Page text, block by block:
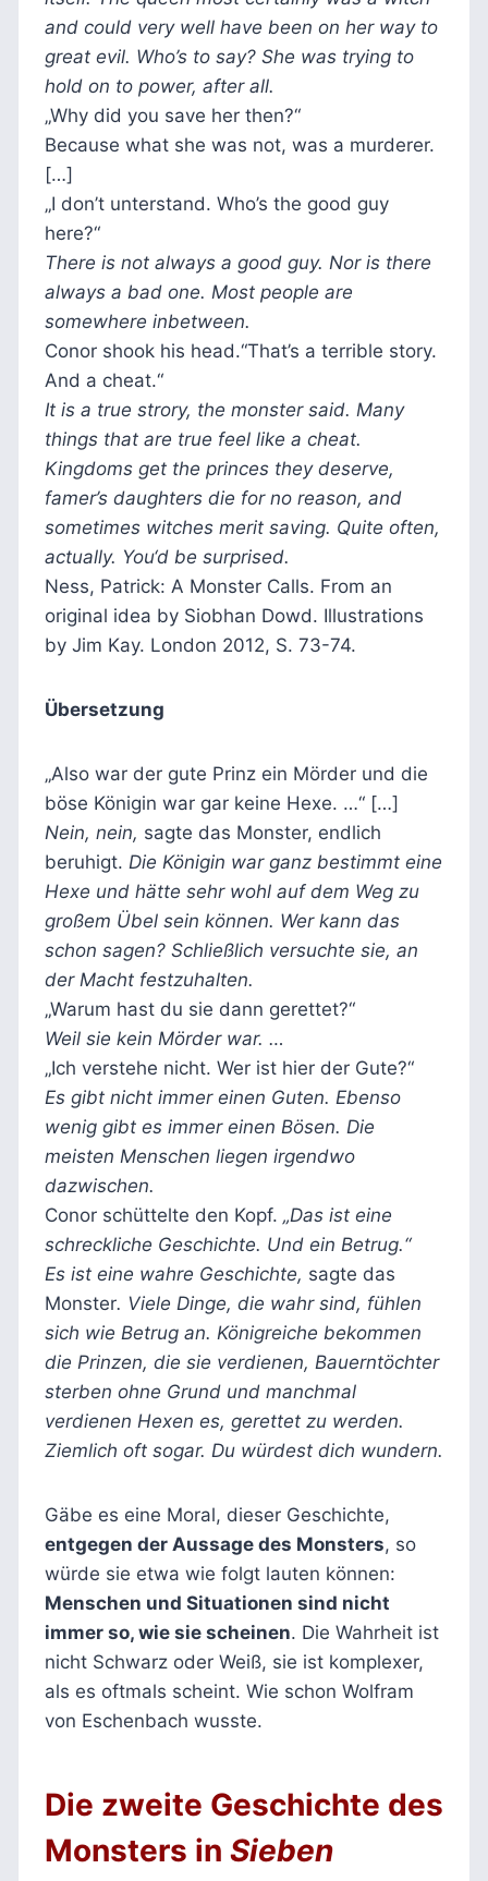
and could very well have been on her way to
great evil. Who’s to say? She was trying to
hold on to power, after all.
„Why did you save her then?“
Because what she was not, was a murderer.
[…]
„I don’t unterstand. Who’s the good guy
here?“
There is not always a good guy. Nor is there
always a bad one. Most people are
somewhere inbetween.
Conor shook his head.“That’s a terrible story.
And a cheat.“
It is a true strory, the monster said. Many
things that are true feel like a cheat.
Kingdoms get the princes they deserve,
famer’s daughters die for no reason, and
sometimes witches merit saving. Quite often,
actually. You‘d be surprised.
Ness, Patrick: A Monster Calls. From an
original idea by Siobhan Dowd. Illustrations
by Jim Kay. London 2012, S. 73-74.
Übersetzung
„Also war der gute Prinz ein Mörder und die
böse Königin war gar keine Hexe. …“ […]
Nein, nein, sagte das Monster, endlich
beruhigt. Die Königin war ganz bestimmt eine
Hexe und hätte sehr wohl auf dem Weg zu
großem Übel sein können. Wer kann das
schon sagen? Schließlich versuchte sie, an
der Macht festzuhalten.
„Warum hast du sie dann gerettet?“
Weil sie kein Mörder war. …
„Ich verstehe nicht. Wer ist hier der Gute?“
Es gibt nicht immer einen Guten. Ebenso
wenig gibt es immer einen Bösen. Die
meisten Menschen liegen irgendwo
dazwischen.
Conor schüttelte den Kopf. „Das ist eine
schreckliche Geschichte. Und ein Betrug.“
Es ist eine wahre Geschichte, sagte das
Monster. Viele Dinge, die wahr sind, fühlen
sich wie Betrug an. Königreiche bekommen
die Prinzen, die sie verdienen, Bauerntöchter
sterben ohne Grund und manchmal
verdienen Hexen es, gerettet zu werden.
Ziemlich oft sogar. Du würdest dich wundern.
Gäbe es eine Moral, dieser Geschichte,
entgegen der Aussage des Monsters, so
würde sie etwa wie folgt lauten können:
Menschen und Situationen sind nicht
immer so, wie sie scheinen. Die Wahrheit ist
nicht Schwarz oder Weiß, sie ist komplexer,
als es oftmals scheint. Wie schon Wolfram
von Eschenbach wusste.
Die zweite Geschichte des
Monsters in Sieben